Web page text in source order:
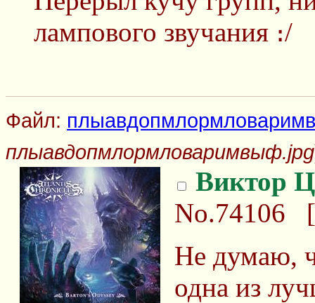
лампового звучания ։/
Файл:
плыавдопмлормловаримвыф.jpg
Виктор
No.74106 [
Не думаю,
одна из